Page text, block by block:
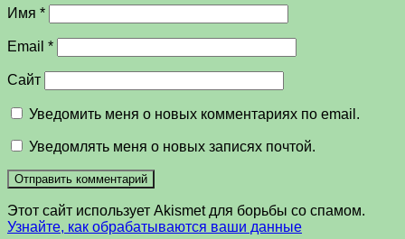
Имя *
Email *
Сайт
Уведомить меня о новых комментариях по email.
Уведомлять меня о новых записях почтой.
Этот сайт использует Akismet для борьбы со спамом.
Узнайте, как обрабатываются ваши данные